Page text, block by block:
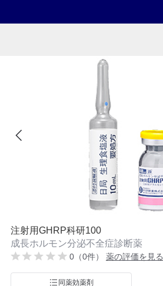
注射用GHRP科研100
成長ホルモン分泌不全症診断薬
0（0件） 薬の評価を見る
同薬効薬剤